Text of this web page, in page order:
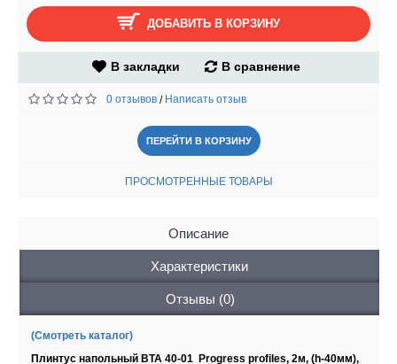
ДОБАВИТЬ В КОРЗИНУ
В закладки В сравнение
0 отзывов / Написать отзыв
ПЕРЕЙТИ В КОРЗИНУ
ПРОСМОТРЕННЫЕ ТОВАРЫ
Описание
Характеристики
Отзывы (0)
(Смотреть каталог)
Плинтус напольный BTA 40-01 Progress profiles, 2м, (h-40мм),